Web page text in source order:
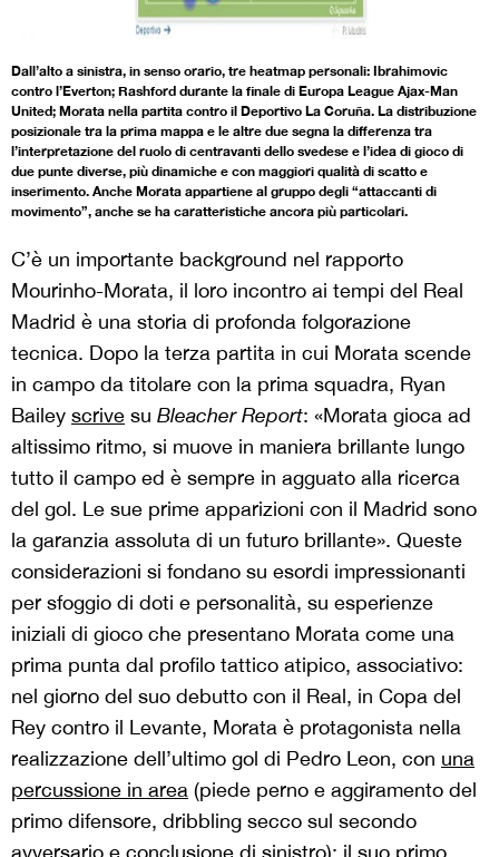
Dall’alto a sinistra, in senso orario, tre heatmap personali: Ibrahimovic
contro l’Everton; Rashford durante la finale di Europa League Ajax-Man
United; Morata nella partita contro il Deportivo La Coruña. La distribuzione
posizionale tra la prima mappa e le altre due segna la differenza tra
l’interpretazione del ruolo di centravanti dello svedese e l’idea di gioco di
due punte diverse, più dinamiche e con maggiori qualità di scatto e
inserimento. Anche Morata appartiene al gruppo degli “attaccanti di
movimento”, anche se ha caratteristiche ancora più particolari.
C’è un importante background nel rapporto
Mourinho-Morata, il loro incontro ai tempi del Real
Madrid è una storia di profonda folgorazione
tecnica. Dopo la terza partita in cui Morata scende
in campo da titolare con la prima squadra, Ryan
Bailey scrive su Bleacher Report: «Morata gioca ad
altissimo ritmo, si muove in maniera brillante lungo
tutto il campo ed è sempre in agguato alla ricerca
del gol. Le sue prime apparizioni con il Madrid sono
la garanzia assoluta di un futuro brillante». Queste
considerazioni si fondano su esordi impressionanti
per sfoggio di doti e personalità, su esperienze
iniziali di gioco che presentano Morata come una
prima punta dal profilo tattico atipico, associativo:
nel giorno del suo debutto con il Real, in Copa del
Rey contro il Levante, Morata è protagonista nella
realizzazione dell’ultimo gol di Pedro Leon, con una
percussione in area (piede perno e aggiramento del
primo difensore, dribbling secco sul secondo
avversario e conclusione di sinistro); il suo primo